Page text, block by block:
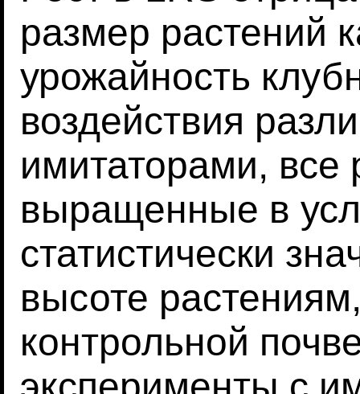
размер растений
урожайность
воздействия
имитаторами, все
выращенные в
статистически
высоте
контрольной